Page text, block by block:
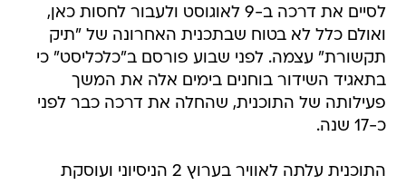
לסיים את דרכה ב-9 לאוגוסט ולעבור לחסות כאן,
ואולם כלל לא בטוח שבתכנית האחרונה של "תיק
תקשורת" עצמה. לפני שבוע פורסם ב"כלכליסט" כי
בתאגיד השידור בוחנים בימים אלה את המשך
פעילותה של התוכנית, שהחלה את דרכה כבר לפני
כ-17 שנה.
התוכנית עלתה לאוויר בערוץ 2 הניסיוני ועוסקת